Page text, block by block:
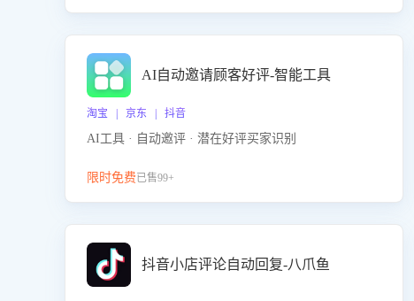
AI自动邀请顾客好评-智能工具
淘宝 | 京东 | 抖音
AI工具 · 自动邀评 · 潜在好评买家识别
限时免费已售99+
抖音小店评论自动回复-八爪鱼